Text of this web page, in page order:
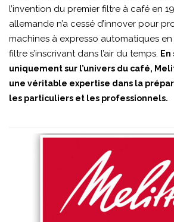
l’invention du premier filtre à café en
allemande n’a cessé d’innover pour
machines à expresso automatiques
filtre s’inscrivant dans l’air du temps.
uniquement sur l’univers du café,
une véritable expertise dans la
les particuliers et les professionnels.